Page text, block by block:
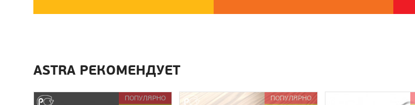
ASTRA РЕКОМЕНДУЕТ
ПОПУЛЯРНО
ПОПУЛЯРНО